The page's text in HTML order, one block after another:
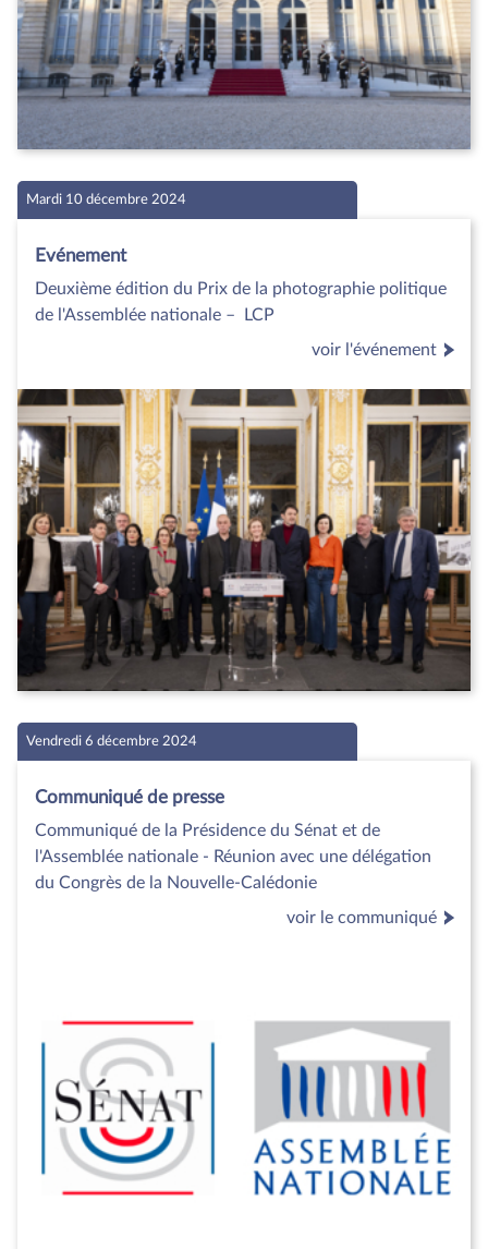
Mardi 10 décembre 2024
Evénement
Deuxième édition du Prix de la photographie politique
de l'Assemblée nationale – LCP
voir l'événement
Vendredi 6 décembre 2024
Communiqué de presse
Communiqué de la Présidence du Sénat et de
l'Assemblée nationale - Réunion avec une délégation
du Congrès de la Nouvelle-Calédonie
voir le communiqué